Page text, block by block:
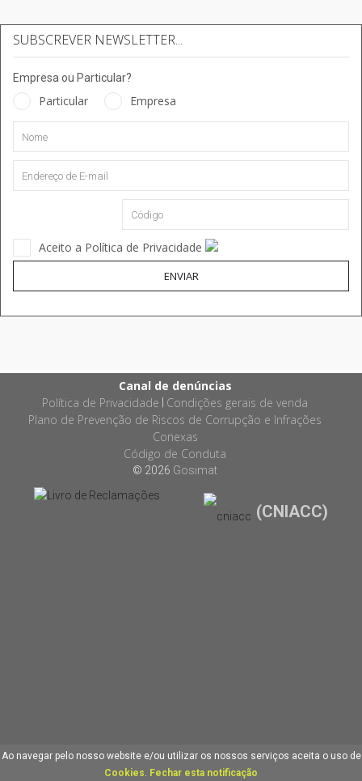
SUBSCREVER NEWSLETTER...
Empresa ou Particular?
Particular Empresa
Aceito a Política de Privacidade
ENVIAR
Canal de denúncias
Política de Privacidade Condições gerais de venda
Plano de Prevenção de Riscos de Corrupção e Infrações
Conexas
Código de Conduta
© 2026 Gosimat
(CNIACC)
Ao navegar pelo nosso website e/ou utilizar os nossos serviços aceita o uso de
Cookies. Fechar esta notificação